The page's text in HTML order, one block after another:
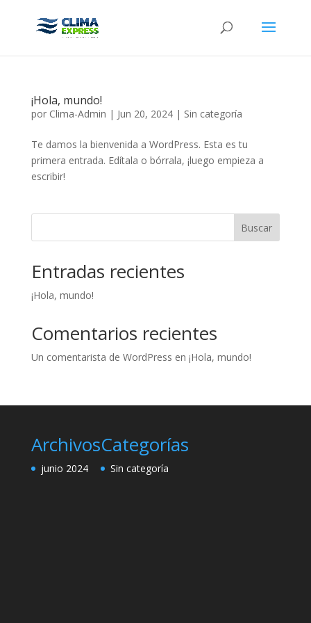
¡Hola, mundo!
por Clima-Admin | Jun 20, 2024| Sin categoría
Te damos la bienvenida a WordPress. Esta es tu
primera entrada. Edítala o bórrala, ¡luego empieza a
escribir!
Buscar
Entradas recientes
¡Hola, mundo!
Comentarios recientes
Un comentarista de WordPress en ¡Hola, mundo!
Archivos
junio 2024
Categorías
Sin categoría